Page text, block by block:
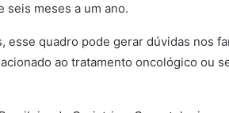
seis meses a um ano.
esse quadro pode gerar dúvidas nos
ao tratamento oncológico ou